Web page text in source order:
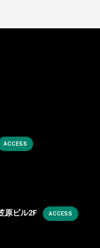
ACCESS
原ビル2F
ACCESS